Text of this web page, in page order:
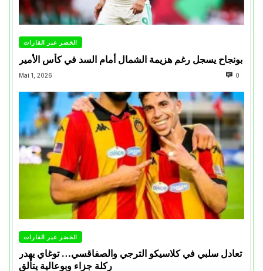
الخضر عبر القارات
بونجاح يسجل رغم هزيمة الشمال أمام السد في كأس الأمير
Mai 1, 2026 0
الخضر عبر القارات
تعادل سلبي في كلاسيكو الترجي والصفاقسي… توغاي يهدر
ركلة جزاء وبوعالية يتألق